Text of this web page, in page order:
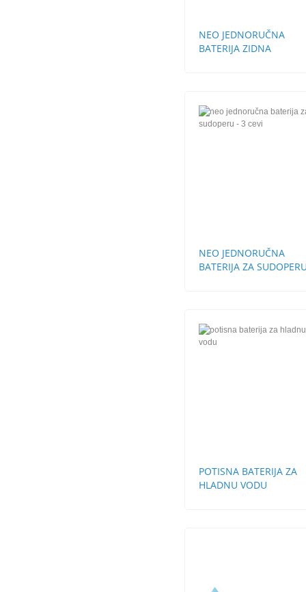
NEO JEDNORUČNA
BATERIJA ZIDNA
NEO JEDNORUČNA
BATERIJA ZA
POTISNA BATERIJA ZA
HLADNU VODU